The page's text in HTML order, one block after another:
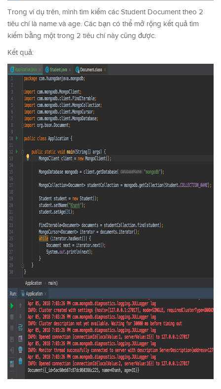
Trong ví dụ trên, mình tìm kiếm các Student Document theo 2
tiêu chí là name và age. Các bạn có thể mở rộng kết quả tìm
kiếm bằng một trong 2 tiêu chí này cũng được.
Kết quả: